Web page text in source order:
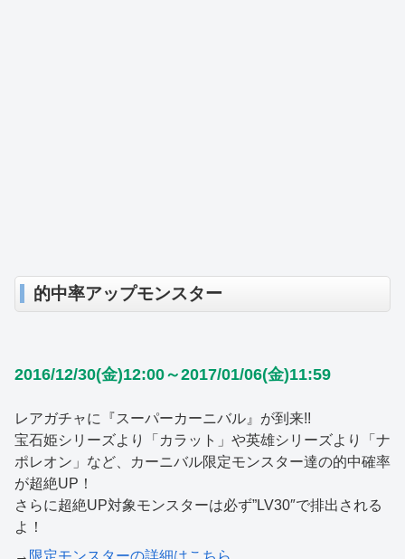
的中率アップモンスター
2016/12/30(金)12:00～2017/01/06(金)11:59
レアガチャに『スーパーカーニバル』が到来!!
宝石姫シリーズより「カラット」や英雄シリーズより「ナ
ポレオン」など、カーニバル限定モンスター達の的中確率
が超絶UP！
さらに超絶UP対象モンスターは必ず”LV30″で排出される
よ！
→ 限定モンスターの詳細はこちら